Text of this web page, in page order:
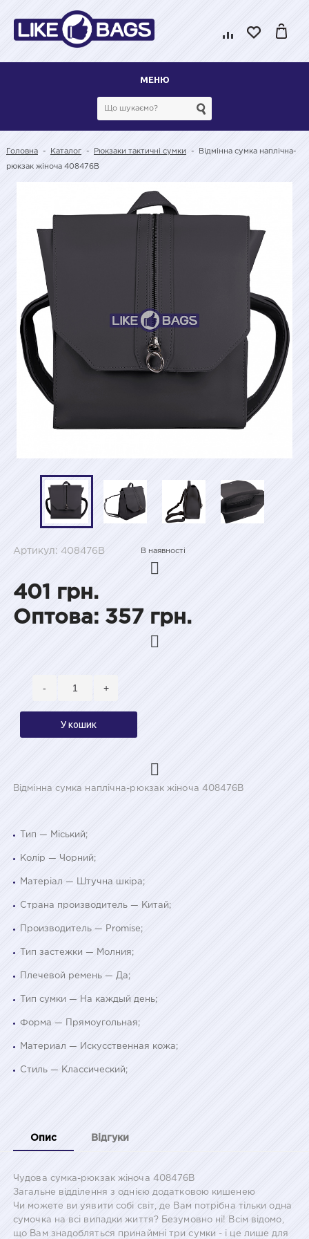
МЕНЮ
Головна - Каталог - Рюкзаки тактичні сумки - Відмінна сумка наплічна-
рюкзак жіноча 408476B
Артикул: 408476B В наявності
401 грн.
Оптова: 357 грн.
- +
У кошик
Відмінна сумка наплічна-рюкзак жіноча 408476B
Тип — Міський;
Колір — Чорний;
Матеріал — Штучна шкіра;
Страна производитель — Китай;
Производитель — Promise;
Тип застежки — Молния;
Плечевой ремень — Да;
Тип сумки — На каждый день;
Форма — Прямоугольная;
Материал — Искусственная кожа;
Стиль — Классический;
Опис Відгуки
Чудова сумка-рюкзак жіноча 408476B
Загальне відділення з однією додатковою кишенею
Чи можете ви уявити собі світ, де Вам потрібна тільки одна
сумочка на всі випадки життя? Безумовно ні! Всім відомо,
що Вам знадобляться принаймні три сумки - і це лише для